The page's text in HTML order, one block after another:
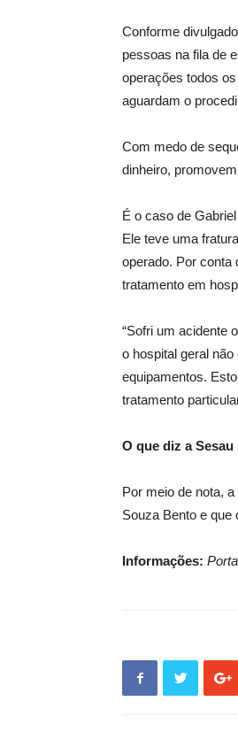
Conforme
pessoas na fila de
operações todos
aguardam o
Com medo de
dinheiro,
É o caso de
Ele teve uma
operado. Por conta
tratamento em
“Sofri um acidente
o hospital geral
equipamentos.
tratamento
O que diz a Sesau
Por meio de nota,
Souza Bento e que
Informações: